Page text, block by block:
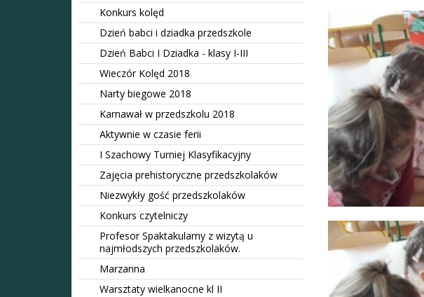
Konkurs kolęd
Dzień babci i dziadka przedszkole
Dzień Babci I Dziadka - klasy I-III
Wieczór Kolęd 2018
Narty biegowe 2018
Karnawał w przedszkolu 2018
Aktywnie w czasie ferii
I Szachowy Turniej Klasyfikacyjny
Zajęcia prehistoryczne przedszkolaków
Niezwykły gość przedszkolaków
Konkurs czytelniczy
Profesor Spaktakularny z wizytą u
najmłodszych przedszkolaków.
Marzanna
Warsztaty wielkanocne kl II